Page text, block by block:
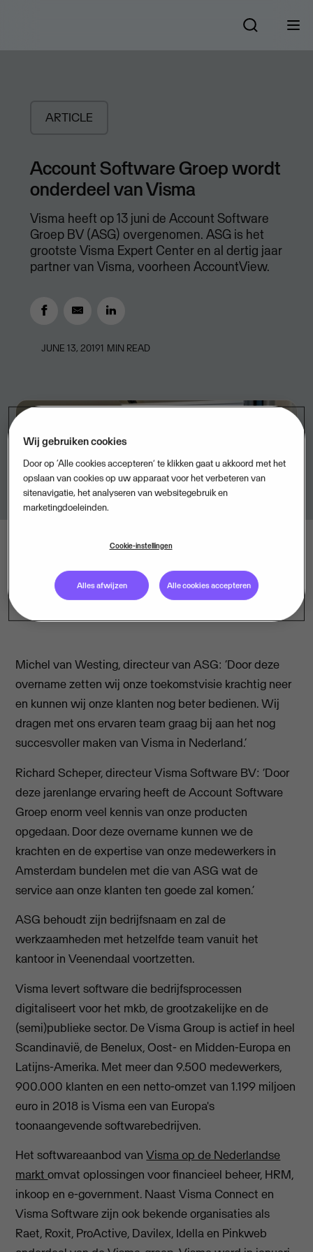
ARTICLE
Account Software Groep wordt
onderdeel van Visma
Visma heeft op 13 juni de Account Software
Groep BV (ASG) overgenomen. ASG is het
grootste Visma Expert Center en al dertig jaar
partner van Visma, voorheen AccountView.
JUNE 13, 20191 MIN READ
Michel van Westing, directeur van ASG: ‘Door deze
overname zetten wij onze toekomstvisie krachtig neer
en kunnen wij onze klanten nog beter bedienen. Wij
dragen met ons ervaren team graag bij aan het nog
succesvoller maken van Visma in Nederland.’
Richard Scheper, directeur Visma Software BV: ‘Door
deze jarenlange ervaring heeft de Account Software
Groep enorm veel kennis van onze producten
opgedaan. Door deze overname kunnen we de
krachten en de expertise van onze medewerkers in
Amsterdam bundelen met die van ASG wat de
service aan onze klanten ten goede zal komen.’
ASG behoudt zijn bedrijfsnaam en zal de
werkzaamheden met hetzelfde team vanuit het
kantoor in Veenendaal voortzetten.
Visma levert software die bedrijfsprocessen
digitaliseert voor het mkb, de grootzakelijke en de
(semi)publieke sector. De Visma Group is actief in heel
Scandinavië, de Benelux, Oost- en Midden-Europa en
Latijns-Amerika. Met meer dan 9.500 medewerkers,
900.000 klanten en een netto-omzet van 1.199 miljoen
euro in 2018 is Visma een van Europa's
toonaangevende softwarebedrijven.
Het softwareaanbod vanVisma op de Nederlandse
marktomvat oplossingen voor financieel beheer, HRM,
inkoop en e-government. Naast Visma Connect en
Visma Software zijn ook bekende organisaties als
Raet, Roxit, ProActive, Davilex, Idella en Pinkweb
Wij gebruiken cookies
Door op ‘Alle cookies accepteren’ te klikken gaat u akkoord met het
opslaan van cookies op uw apparaat voor het verbeteren van
sitenavigatie, het analyseren van websitegebruik en
marketingdoeleinden.
Cookie-instellingen
Alles afwijzen Alle cookies accepteren